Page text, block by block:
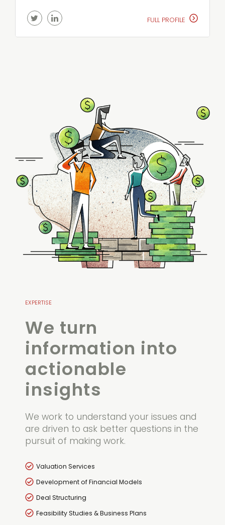
FULL PROFILE
EXPERTISE
We turn
information into
actionable
insights
We work to understand your issues and
are driven to ask better questions in the
pursuit of making work.
Valuation Services
Development of Financial Models
Deal Structuring
Feasibility Studies & Business Plans